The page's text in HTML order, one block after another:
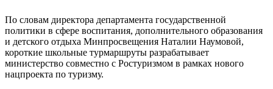
По словам директора департамента государственной
политики в сфере воспитания, дополнительного образования
и детского отдыха Минпросвещения Наталии Наумовой,
короткие школьные турмаршруты разрабатывает
министерство совместно с Ростуризмом в рамках нового
нацпроекта по туризму.